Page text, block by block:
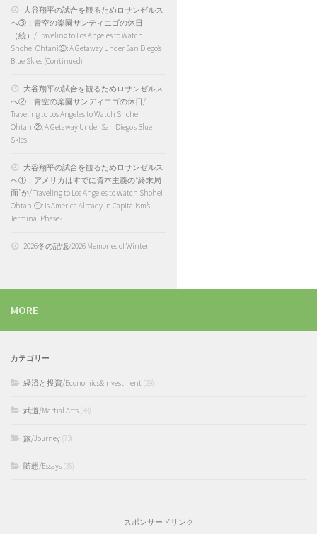
大谷翔平の試合を観るためロサンゼルス
へ③：青空の楽園サンディエゴの休日
（続）/ Traveling to Los Angeles to Watch
Shohei Ohtani③: A Getaway Under San Diego’s
Blue Skies (Continued)
大谷翔平の試合を観るためロサンゼルス
へ②：青空の楽園サンディエゴの休日/
Traveling to Los Angeles to Watch Shohei
Ohtani②: A Getaway Under San Diego’s Blue
Skies
大谷翔平の試合を観るためロサンゼルス
へ①：アメリカはすでに資本主義の“終末局
面”か/ Traveling to Los Angeles to Watch Shohei
Ohtani①: Is America Already in Capitalism’s
Terminal Phase?
2026冬の記憶/2026 Memories of Winter
MORE
カテゴリー
経済と投資/Economics&Investment (29)
武道/Martial Arts (38)
旅/Journey (73)
随想/Essays (35)
スポンサードリンク